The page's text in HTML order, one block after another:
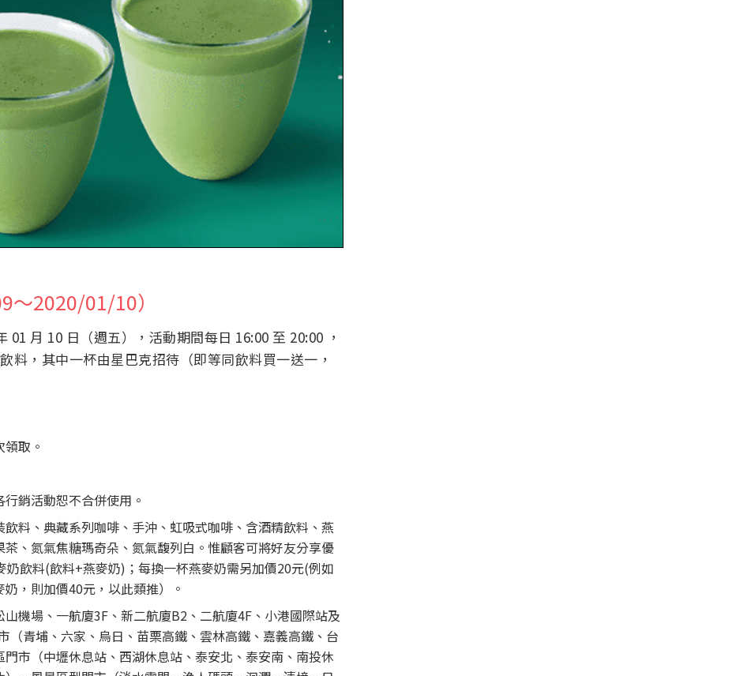
2020/01/10）
01 月 10 日（週五），活動期間每日 16:00 至 20:00 ，
料，其中一杯由星巴克招待（即等同飲料買一送一，
取。
銷活動恕不合併使用。
料、典藏系列咖啡、手沖、虹吸式咖啡、含酒精飲料、燕
、氮氣焦糖瑪奇朵、氮氣馥列白。惟顧客可將好友分享優
飲料(飲料+燕麥奶)；每換一杯燕麥奶需另加價20元(例如
，則加價40元，以此類推）。
機場、一航廈3F、新二航廈B2、二航廈4F、小港國際站及
（青埔、六家、烏日、苗栗高鐵、雲林高鐵、嘉義高鐵、台
市（中壢休息站、西湖休息站、泰安北、泰安南、南投休